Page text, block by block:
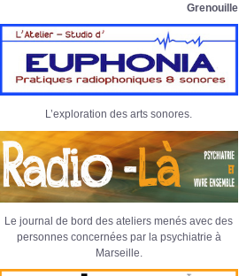
Grenouille
L’exploration des arts sonores.
Le journal de bord des ateliers menés avec des
personnes concernées par la psychiatrie à
Marseille.